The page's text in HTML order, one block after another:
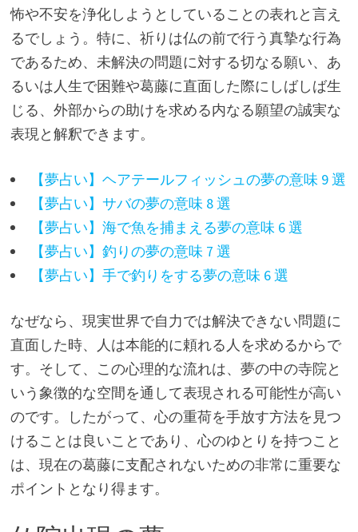
怖や不安を浄化しようとしていることの表れと言え
るでしょう。特に、祈りは仏の前で行う真摯な行為
であるため、未解決の問題に対する切なる願い、あ
るいは人生で困難や葛藤に直面した際にしばしば生
じる、外部からの助けを求める内なる願望の誠実な
表現と解釈できます。
【夢占い】ヘアテールフィッシュの夢の意味 9 選
【夢占い】サバの夢の意味 8 選
【夢占い】海で魚を捕まえる夢の意味 6 選
【夢占い】釣りの夢の意味 7 選
【夢占い】手で釣りをする夢の意味 6 選
なぜなら、現実世界で自力では解決できない問題に
直面した時、人は本能的に頼れる人を求めるからで
す。そして、この心理的な流れは、夢の中の寺院と
いう象徴的な空間を通して表現される可能性が高い
のです。したがって、心の重荷を手放す方法を見つ
けることは良いことであり、心のゆとりを持つこと
は、現在の葛藤に支配されないための非常に重要な
ポイントとなり得ます。